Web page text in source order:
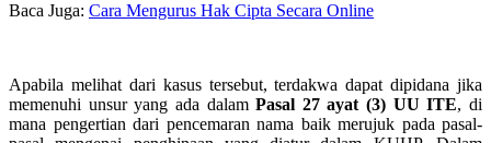
Baca Juga: Cara Mengurus Hak Cipta Secara Online
Apabila melihat dari kasus tersebut, terdakwa dapat dipidana jika
memenuhi unsur yang ada dalamPasal 27 ayat (3) UU ITE, di
mana pengertian dari pencemaran nama baik merujuk pada pasal-